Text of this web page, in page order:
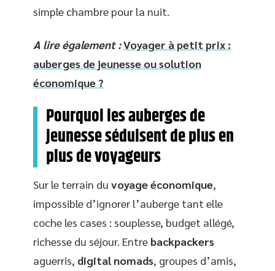
simple chambre pour la nuit.
A lire également :Voyager à petit prix :
auberges de jeunesse ou solution
économique ?
Pourquoi les auberges de
jeunesse séduisent de plus en
plus de voyageurs
Sur le terrain du voyage économique,
impossible d’ignorer l’auberge tant elle
coche les cases : souplesse, budget allégé,
richesse du séjour. Entre backpackers
aguerris, digital nomads, groupes d’amis,